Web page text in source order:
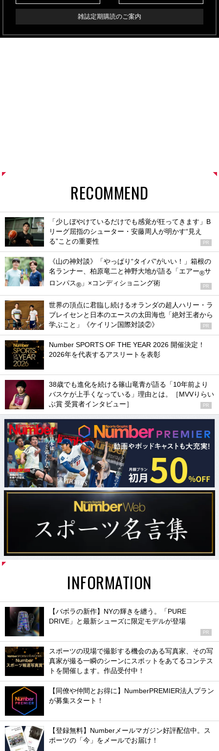
雑誌定期購読のご案内
RECOMMEND
「少しぼやけているだけでも感覚が狂ってきます」B
リーグ屈指のシューター・安藤周人が明かす“見え
る”ことの重要性
PR
《山の神対談》「やっぱり“タイパ”がいい！」箱根の
名ランナー、柏原竜二と神野大地が語る「エアー®サ
ロンパス® 」×コンディショニング術 PR
世界の頂点に君臨し続けるオランダの超人ハリー・ラ
ブレイセンと日本のエースの太田海也「絶対王者から
学ぶこと」《ケイリン国際対談②》
PR
Number SPORTS OF THE YEAR 2026 開催決定！
2026年を代表するアスリートを表彰
38歳でも進化を続ける篠山竜青が語る「10年前より
バスケが上手くなっている」理由とは。［MVVりらい
ぶ賞 受賞者インタビュー］
PR
INFORMATION
【バボラの新作】NYの輝きを纏う。「PURE
DRIVE」と最新シューズに限定モデルが登場
PR
スポーツの現場で撮影する機会のある写真家、その写
真家が撮る一瞬のシーンにスポットをあてるコンテス
トを開催します。作品受付中！
【同僚や仲間とお得に】NumberPREMIER法人プラン
が募集スタート！
【登録無料】Numberメールマガジン好評配信中。ス
ポーツの「今」をメールでお届け！